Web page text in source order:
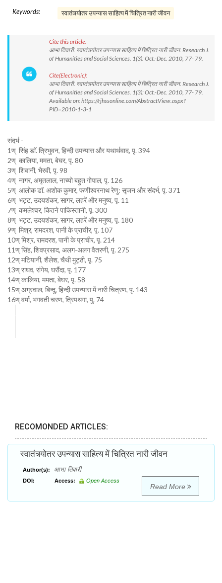
Keywords: स्वातंत्र्योतर उपन्यास साहित्य में चित्रित नारी जीवन
Cite this article:
आभा तिवारी. स्वातंत्र्योतर उपन्यास साहित्य में चित्रित नारी जीवन. Research J.
of Humanities and Social Sciences. 1(3): Oct.-Dec. 2010, 77- 79.
Cite(Electronic):
आभा तिवारी. स्वातंत्र्योतर उपन्यास साहित्य में चित्रित नारी जीवन. Research J.
of Humanities and Social Sciences. 1(3): Oct.-Dec. 2010, 77- 79.
Available on: https://rjhssonline.com/AbstractView.aspx?
PID=2010-1-3-1
संदर्भ -
1ण् सिंह डाॅ. त्रिभुवन, हिन्दी उपन्यास और यथार्थवाद, पृ. 394
2ण् कालिया, ममता, बेघर, पृ. 80
3ण् शिवानी, भैरवी, पृ. 98
4ण् नागर, अमृतलाल, नाच्यो बहुत गोपाल, पृ. 126
5ण् आलोक डाॅ. अशोक कुमार, फणीश्वरनाथ रेणु: सृजन और संदर्भ, पृ. 371
6ण् भट्ट, उदयशंकर, सागर, लहरें और मनुष्य, पृ. 11
7ण् कमलेश्वर, कितने पाकिस्तानी, पृ. 300
8ण् भट्ट, उदयशंकर, सागर, लहरें और मनुष्य, पृ. 180
9ण् मिश्र, रामदरश, पानी के प्राचीर, पृ. 107
10ण् मिश्र, रामदरश, पानी के प्राचीर, पृ. 214
11ण् सिंह, शिवप्रसाद, अलग-अलग वैतरणी, पृ. 275
12ण् मटियानी, शैलेश, चैथी मुट्ठी, पृ. 75
13ण् राघव, रांगेय, घरौंदा, पृ. 177
14ण् कालिया, ममता, बेघर, पृ. 58
15ण् अग्रवाल, बिन्दु, हिन्दी उपन्यास में नारी चित्रण, पृ. 143
16ण् वर्मा, भगवती चरण, त्रिपथगा, पु. 74
RECOMONDED ARTICLES:
स्वातंत्र्योतर उपन्यास साहित्य में चित्रित नारी जीवन
Author(s): आभा तिवारी
DOI: Access: Open Access
Read More